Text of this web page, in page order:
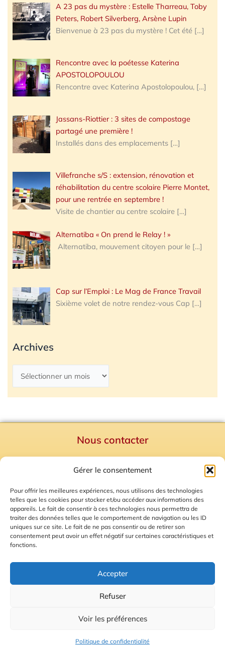
Gérer le consentement
Pour offrir les meilleures expériences, nous utilisons des technologies
telles que les cookies pour stocker et/ou accéder aux informations des
appareils. Le fait de consentir à ces technologies nous permettra de
traiter des données telles que le comportement de navigation ou les ID
uniques sur ce site. Le fait de ne pas consentir ou de retirer son
consentement peut avoir un effet négatif sur certaines caractéristiques et
fonctions.
Accepter
Refuser
Voir les préférences
Politique de confidentialité
A 23 pas du mystère : Estelle Tharreau, Toby
Peters, Robert Silverberg, Arsène Lupin
Bienvenue à 23 pas du mystère ! Cet été […]
Rencontre avec la poétesse Katerina
APOSTOLOPOULOU
Rencontre avec Katerina Apostolopoulou, […]
Jassans-Riottier : 3 sites de compostage
partagé une première !
Installés dans des emplacements […]
Villefranche s/S : extension, rénovation et
réhabilitation du centre scolaire Pierre Montet,
pour une rentrée en septembre !
Visite de chantier au centre scolaire […]
Alternatiba « On prend le Relay ! »
Alternatiba, mouvement citoyen pour le […]
Cap sur l’Emploi : Le Mag de France Travail
Sixième volet de notre rendez-vous Cap […]
Archives
Nous contacter
Mentions Légales
Plan du site
Gestion des Cookies
© 2026 Radio Calade